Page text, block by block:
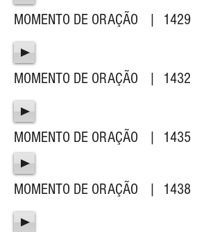
MOMENTO DE ORAÇÃO | 1429
MOMENTO DE ORAÇÃO | 1432
MOMENTO DE ORAÇÃO | 1435
MOMENTO DE ORAÇÃO | 1438